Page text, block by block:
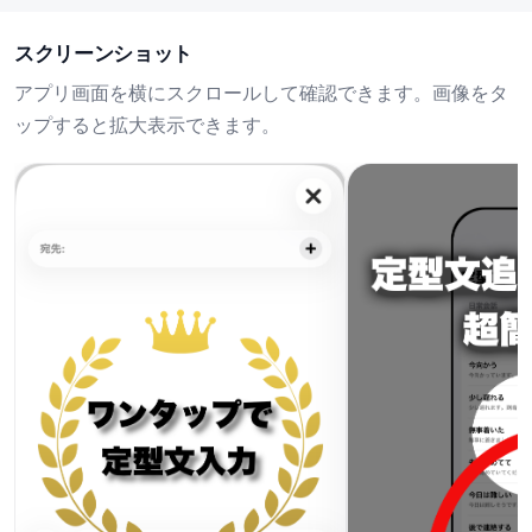
スクリーンショット
アプリ画面を横にスクロールして確認できます。画像をタ
ップすると拡大表示できます。